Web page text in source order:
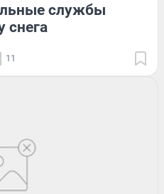
службы
снега
11